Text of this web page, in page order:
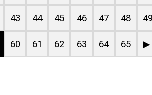
43 44 45 46 47 48 49
60 61 62 63 64 65 ▶